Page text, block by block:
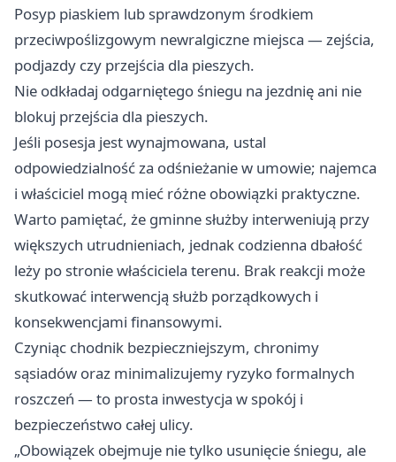
Posyp piaskiem lub sprawdzonym środkiem
przeciwpoślizgowym newralgiczne miejsca — zejścia,
podjazdy czy przejścia dla pieszych.
Nie odkładaj odgarniętego śniegu na jezdnię ani nie
blokuj przejścia dla pieszych.
Jeśli posesja jest wynajmowana, ustal
odpowiedzialność za odśnieżanie w umowie; najemca
i właściciel mogą mieć różne obowiązki praktyczne.
Warto pamiętać, że gminne służby interweniują przy
większych utrudnieniach, jednak codzienna dbałość
leży po stronie właściciela terenu. Brak reakcji może
skutkować interwencją służb porządkowych i
konsekwencjami finansowymi.
Czyniąc chodnik bezpieczniejszym, chronimy
sąsiadów oraz minimalizujemy ryzyko formalnych
roszczeń — to prosta inwestycja w spokój i
bezpieczeństwo całej ulicy.
„Obowiązek obejmuje nie tylko usunięcie śniegu, ale